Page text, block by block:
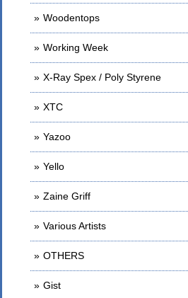
Woodentops
Working Week
X-Ray Spex / Poly Styrene
XTC
Yazoo
Yello
Zaine Griff
Various Artists
OTHERS
Gist